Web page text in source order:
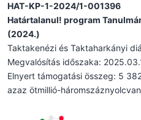
HAT-KP-1-2024/1-001396
Határtalanul! program
(2024.)
Taktakenézi és Taktaharkányi
Megvalósítás időszaka:
Elnyert támogatási összeg: 5
azaz ötmillió-